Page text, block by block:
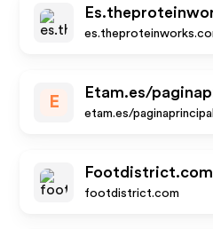
E
Etam.es/
etam.es/paginaprincipal
Footdistrict.com
footdistrict.com